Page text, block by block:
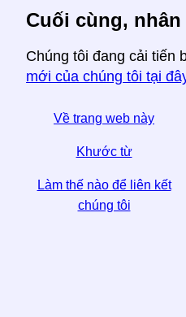
Cuối cùng, nhân
Chúng tôi đang cải tiến
mới của chúng tôi tại
Về trang web này
Khước từ
Làm thế nào để liên kết
chúng tôi